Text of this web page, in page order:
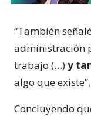
“También
administración
trabajo (…)y
algo que
Concluyendo